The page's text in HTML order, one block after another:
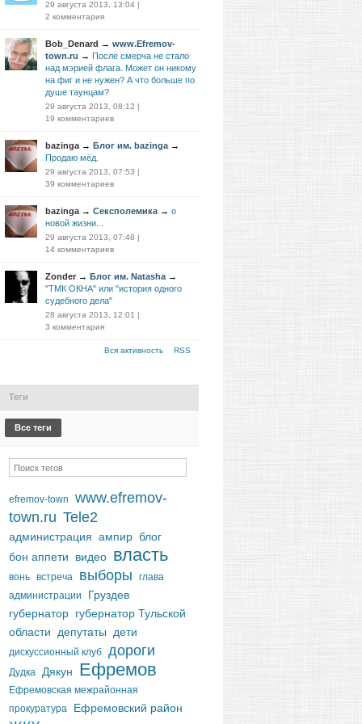
29 августа 2013, 13:04 |
2 комментария
Bob_Denard → www.Efremov-
town.ru → После смерча не стало
над мэрией флага. Может он никому
на фиг и не нужен? А что больше по
душе таунцам?
29 августа 2013, 08:12 |
19 комментариев
bazinga → Блог им. bazinga →
Продаю мёд.
29 августа 2013, 07:53 |
39 комментариев
bazinga → Сексполемика → о
новой жизни...
29 августа 2013, 07:48 |
14 комментариев
Zonder → Блог им. Natasha →
"ТМК ОКНА" или "история одного
судебного дела"
28 августа 2013, 12:01 |
3 комментария
Вся активность RSS
Теги
Все теги
efremov-town
www.efremov-
town.ru Tele2
администрация ампир блог
бон аппети
видео власть
вонь встреча выборы
глава
администрации
Груздев
губернатор губернатор Тульской
области
депутаты дети
дискуссионный клуб дороги
Дудка Дякун Ефремов
Ефремовская межрайонная
прокуратура
Ефремовский район